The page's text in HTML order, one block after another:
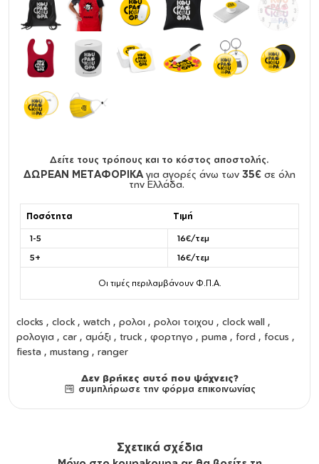
Δείτε τους τρόπους και το κόστος αποστολής.
ΔΩΡΕΑΝ ΜΕΤΑΦΟΡΙΚΑ για αγορές άνω των 35€ σε όλη
την Ελλάδα.
Ποσότητα Τιμή
1-5
16€/τεμ
5+
16€/τεμ
Οι τιμές περιλαμβάνουν Φ.Π.Α.
clocks , clock , watch , ρολοι , ρολοι τοιχου , clock wall ,
ρολογια , car , αμάξι , truck , φορτηγο , puma , ford , focus ,
fiesta , mustang , ranger
Δεν βρήκες αυτό που ψάχνεις?
συμπλήρωσε την φόρμα επικοινωνίας
Σχετικά σχέδια